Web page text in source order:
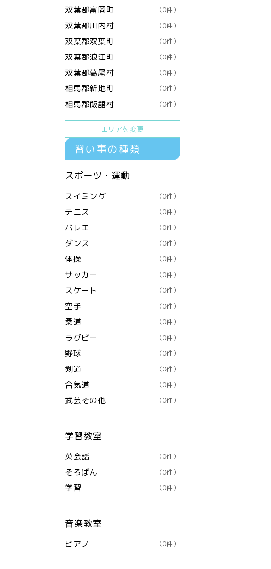
双葉郡富岡町 （0件）
双葉郡川内村 （0件）
双葉郡双葉町 （0件）
双葉郡浪江町 （0件）
双葉郡葛尾村 （0件）
相馬郡新地町 （0件）
相馬郡飯舘村 （0件）
エリアを変更
習い事の種類
スポーツ・運動
スイミング （0件）
テニス （0件）
バレエ （0件）
ダンス （0件）
体操 （0件）
サッカー （0件）
スケート （0件）
空手 （0件）
柔道 （0件）
ラグビー （0件）
野球 （0件）
剣道 （0件）
合気道 （0件）
武芸その他 （0件）
学習教室
英会話 （0件）
そろばん （0件）
学習 （0件）
音楽教室
ピアノ （0件）